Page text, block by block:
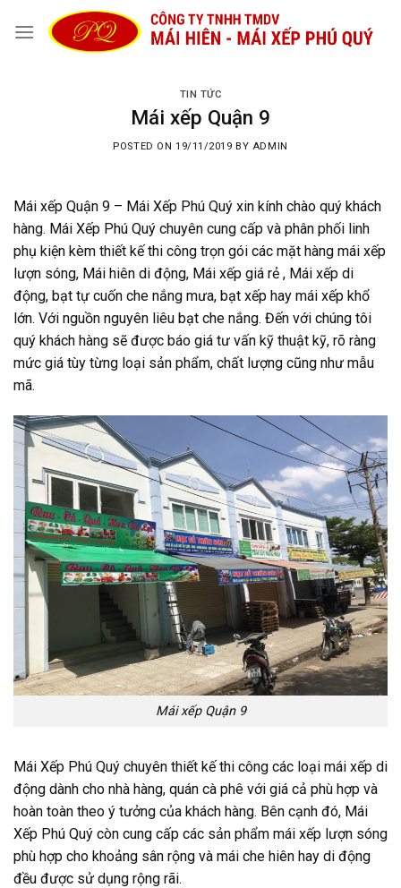
TIN TỨC
Mái xếp Quận 9
POSTED ON 19/11/2019 BY ADMIN
Mái xếp Quận 9 – Mái Xếp Phú Quý xin kính chào quý khách
hàng. Mái Xếp Phú Quý chuyên cung cấp và phân phối linh
phụ kiện kèm thiết kế thi công trọn gói các mặt hàng mái xếp
lượn sóng, Mái hiên di động, Mái xếp giá rẻ , Mái xếp di
động, bạt tự cuốn che nắng mưa, bạt xếp hay mái xếp khổ
lớn. Với nguồn nguyên liêu bạt che nắng. Đến với chúng tôi
quý khách hàng sẽ được báo giá tư vấn kỹ thuật kỹ, rõ ràng
mức giá tùy từng loại sản phẩm, chất lượng cũng như mẫu
mã.
Mái xếp Quận 9
Mái Xếp Phú Quý chuyên thiết kế thi công các loại mái xếp di
động dành cho nhà hàng, quán cà phê với giá cả phù hợp và
hoàn toàn theo ý tưởng của khách hàng. Bên cạnh đó, Mái
Xếp Phú Quý còn cung cấp các sản phẩm mái xếp lượn sóng
phù hợp cho khoảng sân rộng và mái che hiên hay di động
đều được sử dụng rộng rãi.